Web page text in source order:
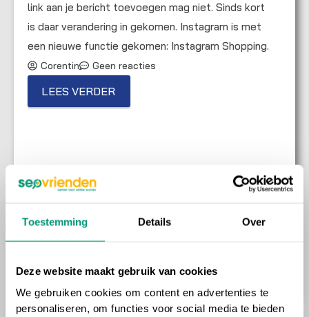
Toestemming Details Over
Deze website maakt gebruik van cookies
We gebruiken cookies om content en advertenties te
personaliseren, om functies voor social media te bieden
link aan je bericht toevoegen mag niet. Sinds kort
is daar verandering in gekomen. Instagram is met
een nieuwe functie gekomen: Instagram Shopping.
Corentin Geen reacties
LEES VERDER